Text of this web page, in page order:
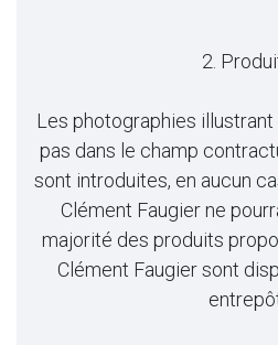
2.
Les photographies
pas dans le champ
sont introduites, en aucun
Clément Faugier ne
majorité des produits
Clément Faugier sont